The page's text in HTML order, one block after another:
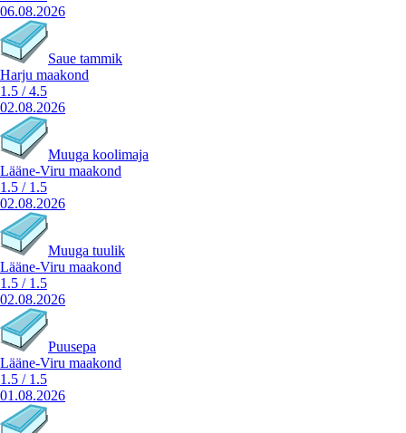
06.08.2026
Saue tammik
Harju maakond
1.5 /4.5
02.08.2026
Muuga koolimaja
Lääne-Viru maakond
1.5 / 1.5
02.08.2026
Muuga tuulik
Lääne-Viru maakond
1.5 / 1.5
02.08.2026
Puusepa
Lääne-Viru maakond
1.5 / 1.5
01.08.2026